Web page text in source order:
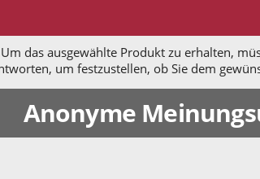
Anonyme
Um das ausgewählte Produkt zu erhalten,
um festzustellen, ob Sie dem